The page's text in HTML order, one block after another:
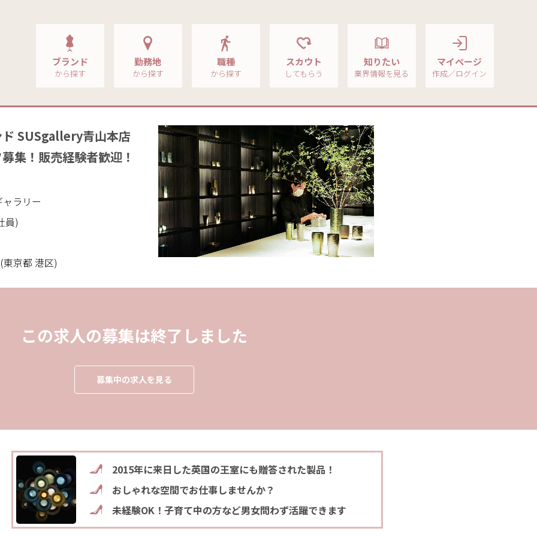
ブランド
から探す
勤務地
から探す
職種
から探す
スカウト
してもらう
知りたい
業界情報を見る
マイページ
作成／ログイン
SUSgallery青山本店
集！販売経験者歓迎！
ラリー
員)
京都 港区)
この求人の募集は終了しました
募集中の求人を見る
2015年に来日した英国の王室にも贈答された製品！
おしゃれな空間でお仕事しませんか？
未経験OK！子育て中の方など男女問わず活躍できます